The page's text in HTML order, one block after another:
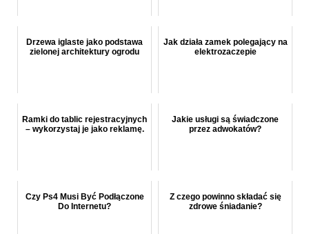
Drzewa iglaste jako podstawa
zielonej architektury ogrodu
Jak działa zamek polegający na
elektrozaczepie
Ramki do tablic rejestracyjnych
– wykorzystaj je jako reklamę.
Jakie usługi są świadczone
przez adwokatów?
Czy Ps4 Musi Być Podłączone
Do Internetu?
Z czego powinno składać się
zdrowe śniadanie?